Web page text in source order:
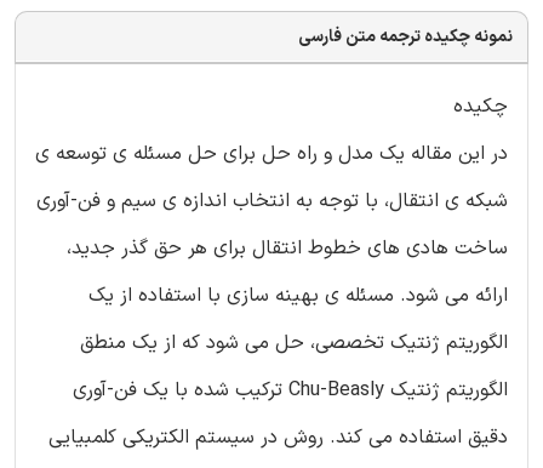
نمونه چکیده ترجمه متن فارسی
چکیده
در این مقاله یک مدل و راه حل برای حل مسئله ی توسعه ی
شبکه ی انتقال، با توجه به انتخاب اندازه ی سیم و فن-آوری
ساخت هادی های خطوط انتقال برای هر حق گذر جدید،
ارائه می شود. مسئله ی بهینه سازی با استفاده از یک
الگوریتم ژنتیک تخصصی، حل می شود که از یک منطق
الگوریتم ژنتیک Chu-Beasly ترکیب شده با یک فن-آوری
دقیق استفاده می کند. روش در سیستم الکتریکی کلمبیایی